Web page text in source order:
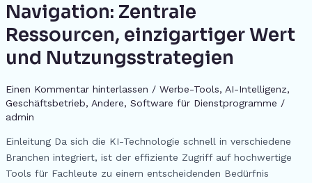
k
er
at
Navigation: Zentrale
Ressourcen, einzigartiger Wert
und Nutzungsstrategien
Einen Kommentar hinterlassen / Werbe-Tools, AI-Intelligenz,
Geschäftsbetrieb, Andere, Software für Dienstprogramme /
admin
Einleitung Da sich die KI-Technologie schnell in verschiedene
Branchen integriert, ist der effiziente Zugriff auf hochwertige
Tools für Fachleute zu einem entscheidenden Bedürfnis
Websites
mit
AI-
Tool-
Zentrale
Ressourcen,
einzigartiger
Wert
und
Nutzungsstrategien